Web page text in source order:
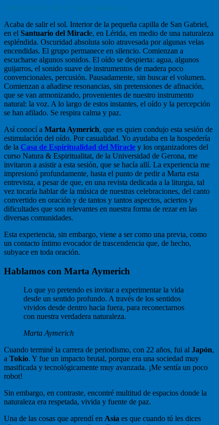
Acaba de salir el sol. Interior de la pequeña capilla de San Gabriel,
en el Santuario del Miracle, en Lérida, en medio de una naturaleza
espléndida. Oscuridad absoluta solo atravesada por algunas velas
encendidas. El grupo permanece en silencio. Comienzan a
escucharse algunos sonidos. El oído se despierta: agua, algunos
guijarros, el sonido suave de instrumentos de madera poco
convencionales, percusión. Pausadamente, sin buscar el volumen.
Comienzan a añadirse resonancias, sin pretensiones de afinación,
que se van armonizando, provenientes de nuestro instrumento
natural: la voz. A lo largo de estos instantes, el oído y la percepción
se han afilado. Se respira calma y paz.
Así conocí a Marta Aymerich, que es quien condujo esta sesión de
estimulación del oído. Por casualidad. Yo ayudaba en la hospedería
de la Casa de Espiritualidad del Miracle y los organizadores del
curso Natura & Espiritualitat, de la Universidad de Gerona, me
invitaron a asistir a esta sesión, que se hacía allí. La experiencia me
impresionó profundamente, hasta el punto de pedir a Marta esta
entrevista, a pesar de que, en una revista dedicada a la liturgia, tal
vez tocaría hablar de la música de nuestras celebraciones, del canto
convertido en oración y de tantos y tantos aspectos, aciertos y
dificultades que son relevantes en nuestra forma de rezar en las
diversas comunidades.
Esta experiencia, sin embargo, viene a ser como una previa, como
un contacto íntimo evocador de trascendencia que, de hecho,
subyace en toda oración.
Hablamos con Marta Aymerich
Lo que yo pretendo es invitar a experimentar la vida
desde un sentido profundo. A través de los sentidos
vividos desde dentro hacia fuera, para reconectarnos
con nuestra verdadera naturaleza.
Marta Aymerich
Cuando terminé la carrera de periodismo, con 22 años, fui al Japón,
a Tokio. Y fue un impacto brutal, porque era una sociedad muy
masificada y tecnológicamente muy avanzada. ¡Me sentía un poco
robot!
Sin embargo, en contraste, encontré multitud de espacios donde la
naturaleza era respetada, vivida y fuente de paz.
Una de las cosas que aprendí en Asia es que cuando tú les dices